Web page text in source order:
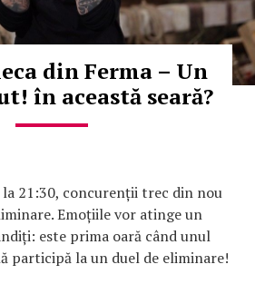
din Ferma – Un
în această seară?
la 21:30, concurenții trec din nou
Emoțiile vor atinge un
este prima oară când unul
participă la un duel de eliminare!